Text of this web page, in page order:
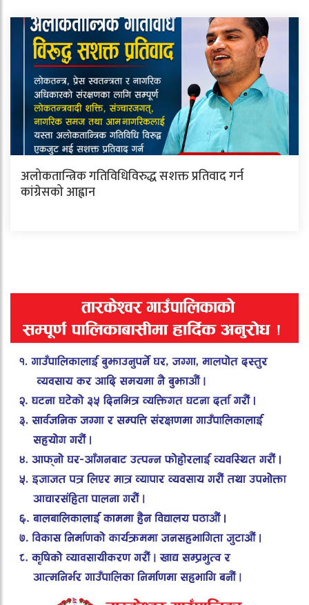
अलोकतान्त्रिक गतिविधिविरुद्ध सशक्त प्रतिवाद गर्न
कांग्रेसको आह्वान